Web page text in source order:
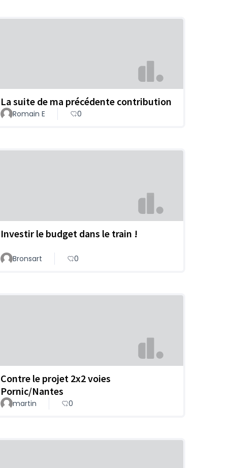
La suite de ma précédente contribution
Romain E 0
Investir le budget dans le train !
Bronsart 0
Contre le projet 2x2 voies
Pornic/Nantes
martin 0